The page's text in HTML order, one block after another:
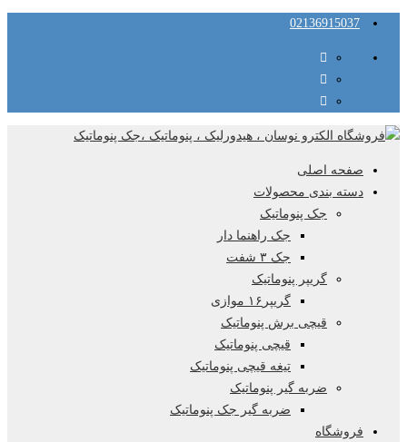
02136915037
صفحه اصلی
دسته بندی محصولات
جک پنوماتیک
جک راهنما دار
جک ۳ شفت
گریپر پنوماتیک
گریپر۱۶ موازی
قیچی برش پنوماتیک
قیچی پنوماتیک
تیغه قیچی پنوماتیک
ضربه گیر پنوماتیک
ضربه گیر جک پنوماتیک
فروشگاه